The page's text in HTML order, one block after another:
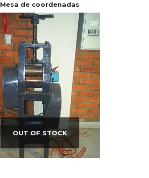
Mesa de coordenadas
OUT OF STOCK